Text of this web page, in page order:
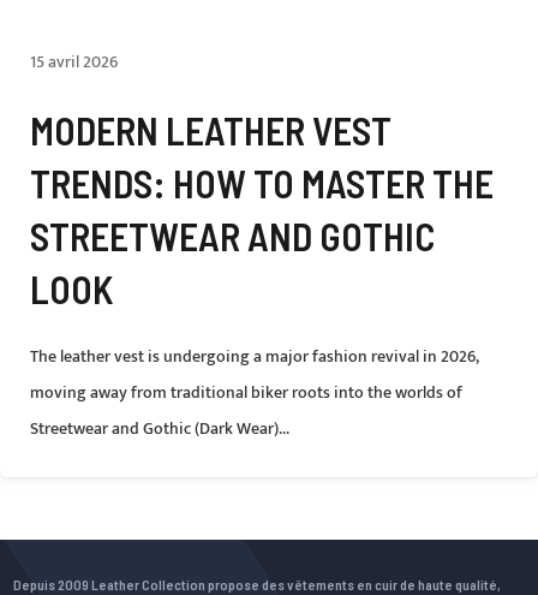
15 avril 2026
MODERN LEATHER VEST
TRENDS: HOW TO MASTER THE
STREETWEAR AND GOTHIC
LOOK
The leather vest is undergoing a major fashion revival in 2026,
moving away from traditional biker roots into the worlds of
Streetwear and Gothic (Dark Wear)...
Depuis 2009 Leather Collection propose des vêtements en cuir de haute qualité,